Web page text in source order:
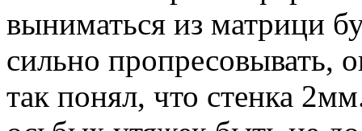
выниматься из матрици
сильно пропресовывать,
так понял, что стенка